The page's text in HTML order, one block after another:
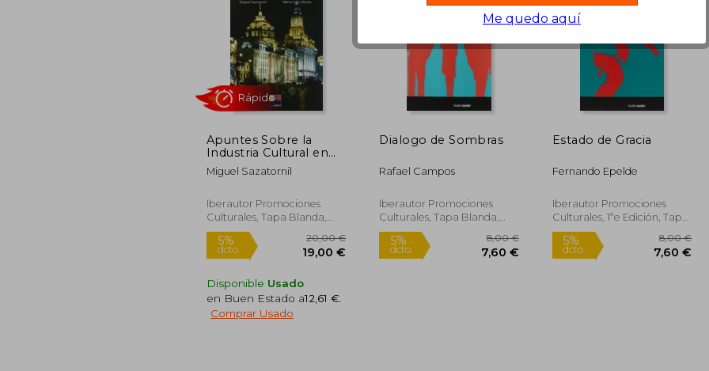
5%
dcto.
5%
dcto.
Apuntes Sobre la
Industria Cultural en
China
Miguel Sazatornil
Iberautor Promociones
Culturales, Tapa Blanda,
Nuevo
Rápido
Disponible Usado
en Buen Estado a12,61 €
Comprar Usado
Dialogo de Sombras
Rafael Campos
Iberautor Promociones
Culturales, Tapa Blanda,
Nuevo
Estado de Gracia
Fernando Epelde
Iberautor Promociones
Culturales, 1ªe Edición, Tapa
Blanda, Nuevo
Me quedo aquí